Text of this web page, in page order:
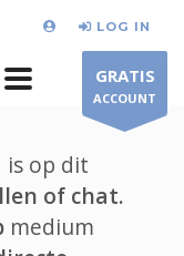
LOG IN
GRATIS
ACCOUNT
is op dit
of chat.
medium